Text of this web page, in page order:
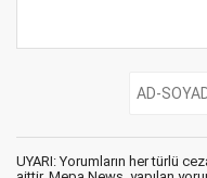
UYARI: Yorumların her türlü